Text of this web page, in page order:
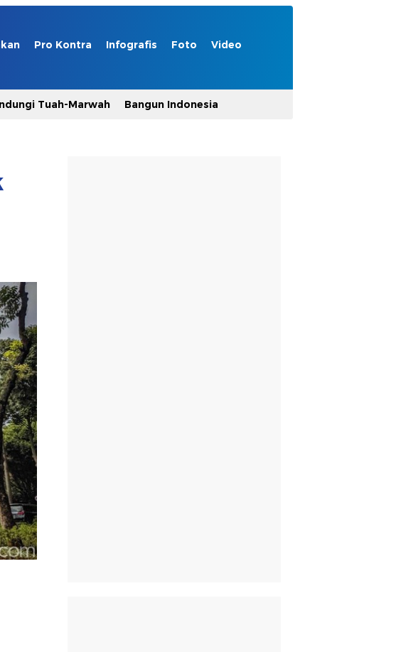
Pro Kontra Infografis Foto Video
Tuah-Marwah Bangun Indonesia